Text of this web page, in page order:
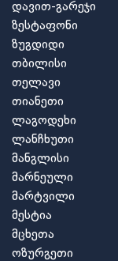
დავით-გარეჯი
ზესტაფონი
ზუგდიდი
თბილისი
თელავი
თიანეთი
ლაგოდეხი
ლანჩხუთი
მანგლისი
მარნეული
მარტვილი
მესტია
მცხეთა
ოზურგეთი